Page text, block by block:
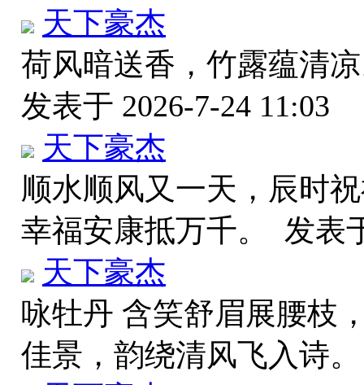
天下豪杰
荷风暗送香，竹露蕴清
发表于 2026-7-24 11:03
天下豪杰
顺水顺风又一天，辰时
幸福安康抵万千。 发表
天下豪杰
咏牡丹 含笑舒眉展腰枝
佳景，韵绕清风飞入诗